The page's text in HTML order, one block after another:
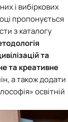
і вибіркових
пропонується
з каталогу
та
та креативне
, а також додати
освітній